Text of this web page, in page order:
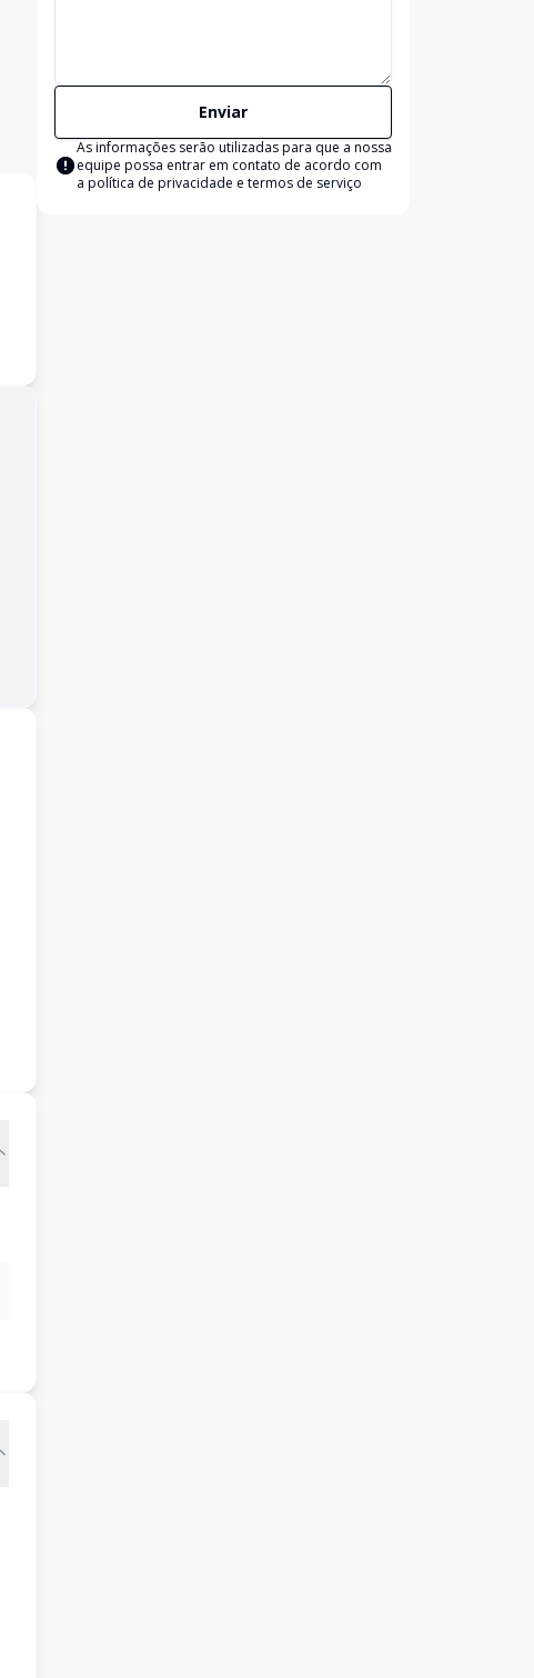
Enviar
As informações serão utilizadas para que a nossa
equipe possa entrar em contato de acordo com
a política de privacidade e termos de serviço